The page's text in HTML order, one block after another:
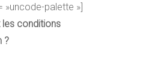
»uncode-palette »]
les conditions
?